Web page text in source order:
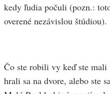
kedy ľudia počuli (pozn.:
overené nezávislou štúdiou).
Čo ste robili vy keď ste
hrali sa na dvore, alebo ste